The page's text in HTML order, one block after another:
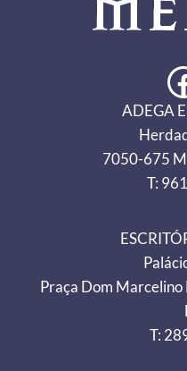
Facebook
ADEGA
7050-675
T:
Praça Dom
T: